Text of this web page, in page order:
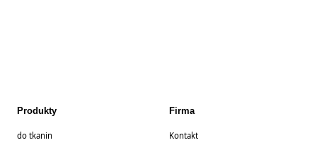
Produkty
do tkanin
Firma
Kontakt